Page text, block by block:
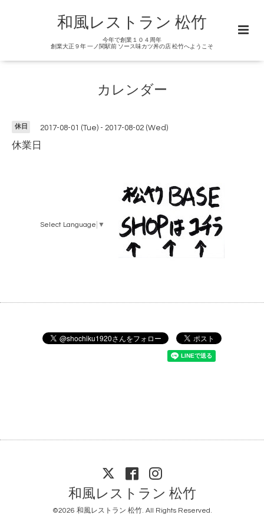
和風レストラン 松竹
今年で創業１０４周年
創業大正９年 一ノ関駅前 ソース味カツ丼の店 松竹へようこそ
カレンダー
休日 2017-08-01 (Tue) - 2017-08-02 (Wed)
休業日
Select Language ▼
和風レストラン 松竹
©2026 和風レストラン 松竹. All Rights Reserved.